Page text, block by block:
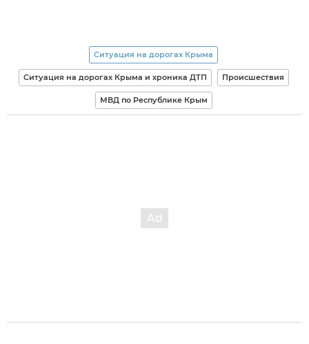
Ситуация на дорогах Крыма
Ситуация на дорогах Крыма и хроника ДТП Происшествия
МВД по Республике Крым